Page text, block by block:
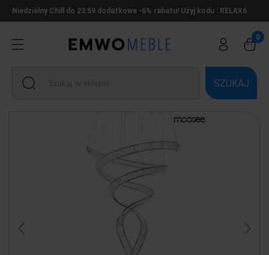
Niedzielny Chill do 23:59 dodatkowe -6% rabatu! Użyj kodu : RELAX6
SZUKAJ